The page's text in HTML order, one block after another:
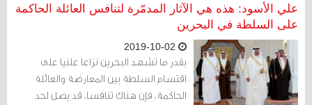
يمارسه حكم عائلة آل خليفة السّنية ضد
الشيعة الذين يشكلون غالبية السكان.
عندها، أدركت ستروبل أين تكمن القصة
الحقيقية، وكدّت في العمل، لتخرج إلينا
بكتابها: "النظام الطائفي في البحرين: الأصول
الاجتماعية والاستعمارية للعدالة الجنائية"..
علي الأسود: هذه هي الآثار المدمّرة لتنافس العائلة الحاكمة
على السلطة في البحرين
بقدر ما تشهد البحرين نزاعا علنيا على
اقتسام السلطة بين المعارضة والعائلة
الحاكمة، فإن هناك تنافسا، قد يصل لحد